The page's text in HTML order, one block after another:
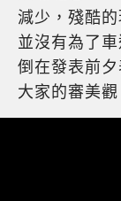
減少，殘酷
並沒有為了
倒在發表前
大家的審美